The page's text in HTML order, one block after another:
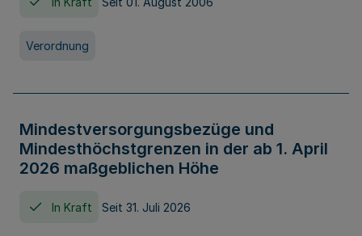
Verordnung
Mindestversorgungsbezüge und
Mindesthöchstgrenzen in der ab 1. April
2026 maßgeblichen Höhe
In Kraft Seit 31. Juli 2026